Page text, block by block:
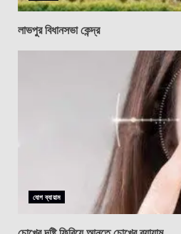
লাভপুর বিধানসভা কেন্দ্র
যোগ ব্যায়াম